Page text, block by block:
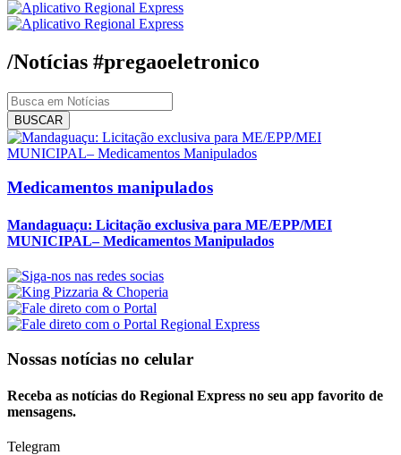
/Notícias #pregaoeletronico
BUSCAR
Medicamentos manipulados
Mandaguaçu: Licitação exclusiva para ME/EPP/MEI
MUNICIPAL– Medicamentos Manipulados
Nossas notícias no celular
Receba as notícias do Regional Express no seu app favorito de
mensagens.
Telegram